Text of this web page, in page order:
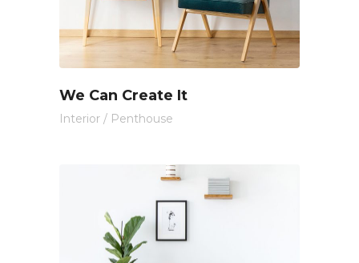
We Can Create It
Interior / Penthouse